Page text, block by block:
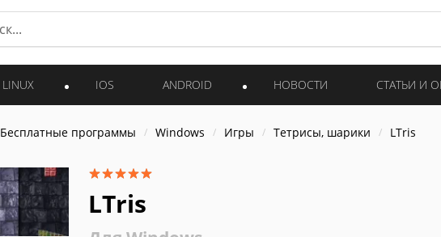
LINUX IOS ANDROID НОВОСТИ СТАТЬИ И
Бесплатные программы Windows Игры Тетрисы, шарики LTris
LTris